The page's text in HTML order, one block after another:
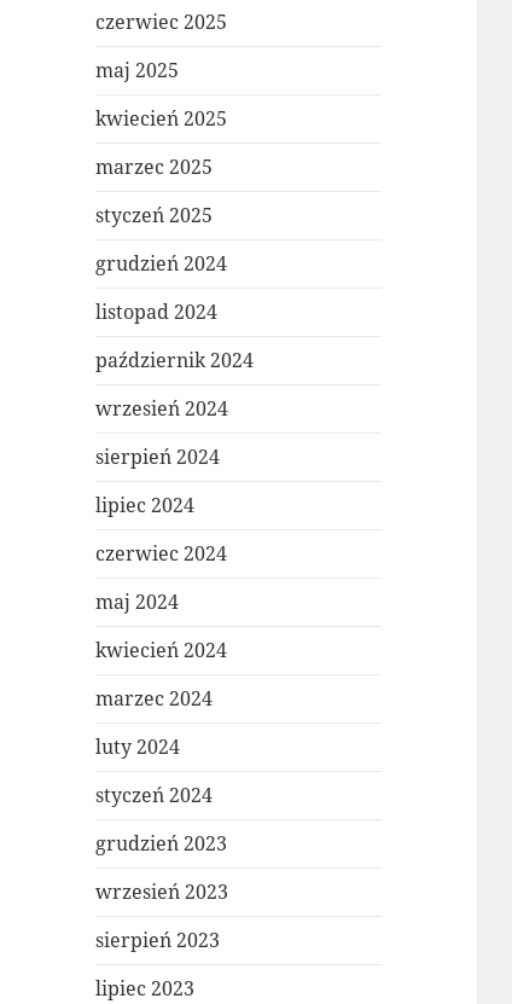
czerwiec 2025
maj 2025
kwiecień 2025
marzec 2025
styczeń 2025
grudzień 2024
listopad 2024
październik 2024
wrzesień 2024
sierpień 2024
lipiec 2024
czerwiec 2024
maj 2024
kwiecień 2024
marzec 2024
luty 2024
styczeń 2024
grudzień 2023
wrzesień 2023
sierpień 2023
lipiec 2023